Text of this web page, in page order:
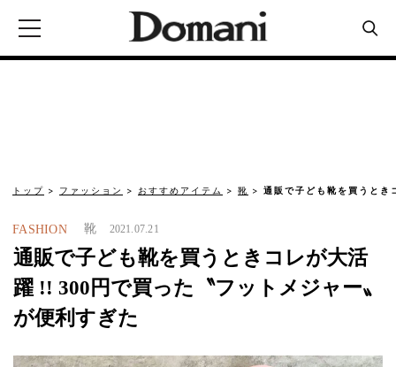
トップ ファッション おすすめアイテム 靴 通販で子ども靴を買うと
FASHION 靴 2021.07.21
通販で子ども靴を買うときコレが大活
躍 !! 300円で買った〝フットメジャー〟
が便利すぎた